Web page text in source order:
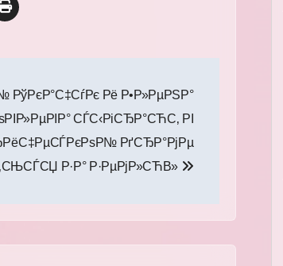
РўРєР°С‡СѓРє Рё Р•Р»РµРЅР°
СЃС‹РіСЂР°СЋС‚ РІ
РґСЂР°РјРµ
Р·Р° Р·РµРјР»СЋВ»